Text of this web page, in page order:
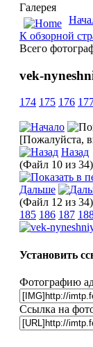
Галерея
К обзорной
Всего
vek-
174 175 176
[Пожалуйста,
Назад
(Файл 10 из 34)
Дальше
(Файл 12 из 34)
185 186 187
Установить
Фотографию
Ссылка на